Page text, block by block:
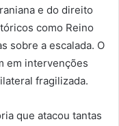
e do direito
como Reino
sobre a escalada. O
em intervenções
fragilizada.
que atacou tantas